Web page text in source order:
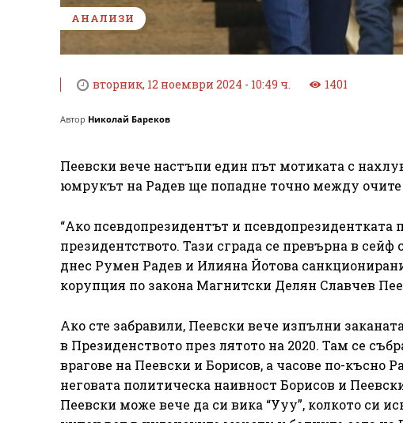
АНАЛИЗИ
вторник, 12 ноември 2024 - 10:49 ч. 1401
Автор Николай Бареков
Пеевски вече настъпи един път мотиката с
юмрукът на Радев ще попадне точно между
“Ако псевдопрезидентът и
президентството. Тази сграда се превърна в
днес Румен Радев и Илияна Йотова
корупция по закона Магнитски Делян Славчев
Ако сте забравили, Пеевски вече изпълни
в Президенството през лятото на 2020. Там се
врагове на Пеевски и Борисов, а часове по-късно
неговата политическа наивност Борисов и
Пеевски може вече да си вика “Ууу”, колкото си